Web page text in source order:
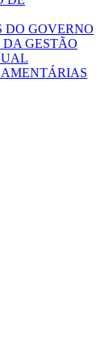
DO GOVERNO
DA GESTÃO